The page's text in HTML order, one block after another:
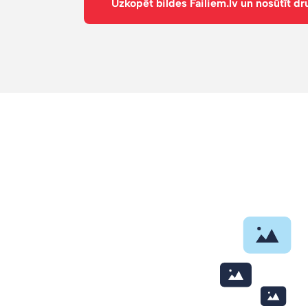
Uzkopēt bildes Failiem.lv un nosūtīt